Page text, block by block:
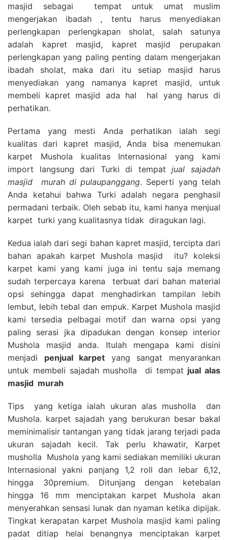
masjid sebagai tempat untuk umat muslim
mengerjakan ibadah , tentu harus menyediakan
perlengkapan perlengkapan sholat, salah satunya
adalah kapret masjid, kapret masjid perupakan
perlengkapan yang paling penting dalam mengerjakan
ibadah sholat, maka dari itu setiap masjid harus
menyediakan yang namanya kapret masjid, untuk
membeli kapret masjid ada hal hal yang harus di
perhatikan.
Pertama yang mesti Anda perhatikan ialah segi
kualitas dari kapret masjid, Anda bisa menemukan
karpet Mushola kualitas Internasional yang kami
import langsung dari Turki di tempatjual sajadah
masjid
murah di pulaupanggang. Seperti yang telah
Anda ketahui bahwa Turki adalah negara penghasil
permadani terbaik. Oleh sebab itu, kami hanya menjual
karpet turki yang kualitasnya tidak diragukan lagi.
Kedua ialah dari segi bahan kapret masjid, tercipta dari
bahan apakah karpet Mushola masjid itu? koleksi
karpet kami yang kami juga ini tentu saja memang
sudah terpercaya karena terbuat dari bahan material
opsi sehingga dapat menghadirkan tampilan lebih
lembut, lebih tebal dan empuk. Karpet Mushola masjid
kami tersedia pelbagai motif dan warna opsi yang
paling serasi jka dipadukan dengan konsep interior
Mushola masjid anda. Itulah mengapa kami disini
menjadi penjual karpet yang sangat menyarankan
untuk membeli sajadah musholla di tempat jual alas
masjid murah
Tips yang ketiga ialah ukuran alas musholla dan
Mushola. karpet sajadah yang berukuran besar bakal
meminimalisir tantangan yang tidak jarang terjadi pada
ukuran sajadah kecil. Tak perlu khawatir, Karpet
musholla Mushola yang kami sediakan memiliki ukuran
Internasional yakni panjang 1,2 roll dan lebar 6,12,
hingga 30premium. Ditunjang dengan ketebalan
hingga 16 mm menciptakan karpet Mushola akan
menyerahkan sensasi lunak dan nyaman ketika dipijak.
Tingkat kerapatan karpet Mushola masjid kami paling
padat ditiap helai benangnya menciptakan karpet